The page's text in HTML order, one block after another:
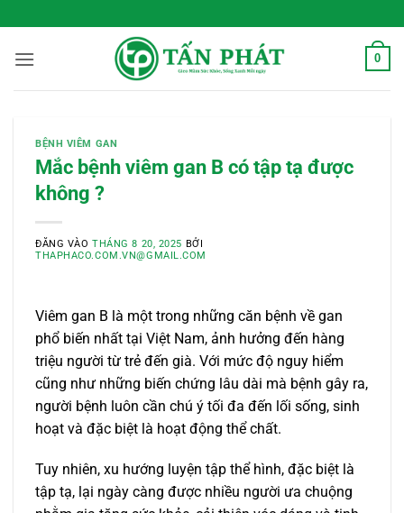
qua
nội
0
BỆNH VIÊM GAN
Mắc bệnh viêm gan B có tập tạ được
không ?
ĐĂNG VÀOTHÁNG 8 20, 2025 BỞI
THAPHACO.COM.VN@GMAIL.COM
Viêm gan B là một trong những căn bệnh về gan
phổ biến nhất tại Việt Nam, ảnh hưởng đến hàng
triệu người từ trẻ đến già. Với mức độ nguy hiểm
cũng như những biến chứng lâu dài mà bệnh gây ra,
người bệnh luôn cần chú ý tối đa đến lối sống, sinh
hoạt và đặc biệt là hoạt động thể chất.
Tuy nhiên, xu hướng luyện tập thể hình, đặc biệt là
tập tạ, lại ngày càng được nhiều người ưa chuộng